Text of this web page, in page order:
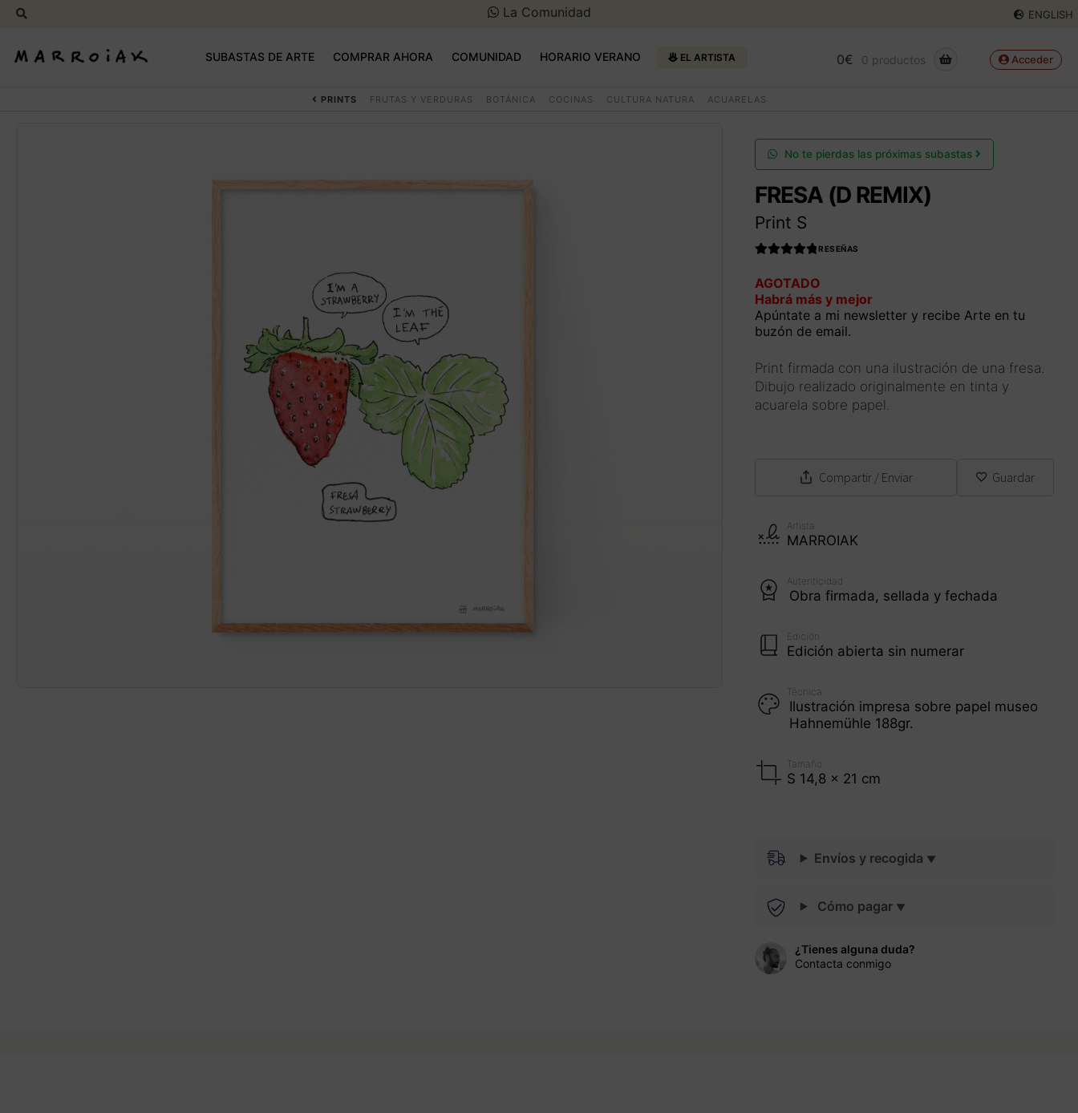
La Comunidad ENGLISH
a
al
Buscar
por:
Buscar
SUBASTAS DE ARTE COMPRAR AHORA COMUNIDAD HORARIO VERANO EL ARTISTA Acceder
0€ 0 productos
PRINTS FRUTAS Y VERDURAS BOTÁNICA COCINAS CULTURA NATURA ACUARELAS
No te pierdas las próximas subastas
FRESA (D REMIX)
Print S
4.990566037
735849de 5
RESEÑAS
AGOTADO
Habrá más y mejor
Apúntate a mi newsletter y recibe Arte en tu
buzón de email.
Print firmada con una ilustración de una fresa.
Dibujo realizado originalmente en tinta y
acuarela sobre papel.
Compartir/ Enviar Guardar
Artista
MARROIAK
Autenticidad
Obra firmada, sellada y fechada
Edición
Edición abierta sin numerar
Técnica
Ilustración impresa sobre papel museo
Hahnemühle 188gr.
Tamaño
S 14,8 x 21 cm
Envíos y recogida
Cómo pagar
¿Tienes alguna duda?
Contacta conmigo